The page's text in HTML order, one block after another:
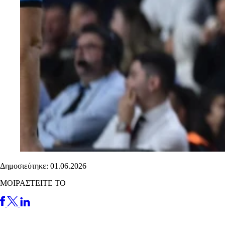
Δημοσιεύτηκε: 01.06.2026
ΜΟΙΡΑΣΤΕΙΤΕ ΤΟ